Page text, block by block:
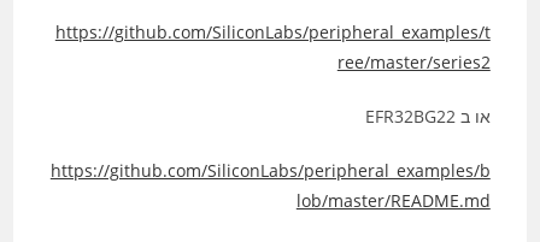
https://github.com/SiliconLabs/peripheral_examples/t
ree/master/series2
או ב EFR32BG22
https://github.com/SiliconLabs/peripheral_examples/b
lob/master/README.md